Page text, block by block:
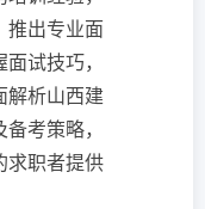
推出专业面
试技巧，
解析山西建
考策略，
求职者提供